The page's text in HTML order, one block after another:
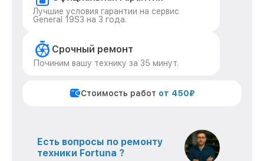
Лучшие условия гарантии на сервис
General 19S3 на 3 года.
Срочный ремонт
Починим вашу технику за 35 минут.
Стоимость работ от 450₽
Есть вопросы по ремонту
техники Fortuna ?